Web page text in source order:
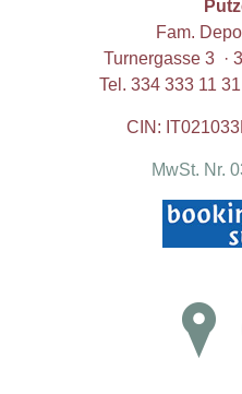
Fam.
Turnergasse 3 ·
Tel. 334 333 11 31
CIN:
MwSt. Nr.